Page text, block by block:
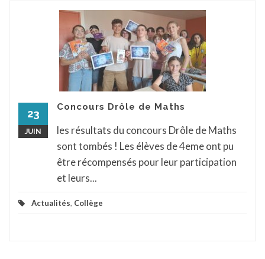
23
JUIN
Concours Drôle de Maths
les résultats du concours Drôle de Maths
sont tombés ! Les élèves de 4eme ont pu
être récompensés pour leur participation
et leurs...
Actualités, Collège